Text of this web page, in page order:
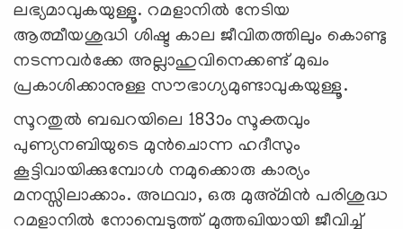
ലഭ്യമാവുകയുള്ളൂ. റമളാനില്‍ നേടിയ
ആത്മീയശുദ്ധി ശിഷ്ട കാല ജീവിതത്തിലും കൊണ്ടു
നടന്നവര്‍ക്കേ അല്ലാഹുവിനെക്കണ്ട് മുഖം
പ്രകാശിക്കാനുള്ള സൗഭാഗ്യമുണ്ടാവുകയുള്ളൂ.
സൂറതുല്‍ ബഖറയിലെ 183ാം സൂക്തവും
പുണ്യനബിയുടെ മുന്‍ചൊന്ന ഹദീസും
കൂട്ടിവായിക്കുമ്പോള്‍ നമുക്കൊരു കാര്യം
മനസ്സിലാക്കാം. അഥവാ, ഒരു മുഅ്മിന്‍ പരിശുദ്ധ
റമളാനില്‍ നോമ്പെടുത്ത് മുത്തഖിയായി ജീവിച്ച്